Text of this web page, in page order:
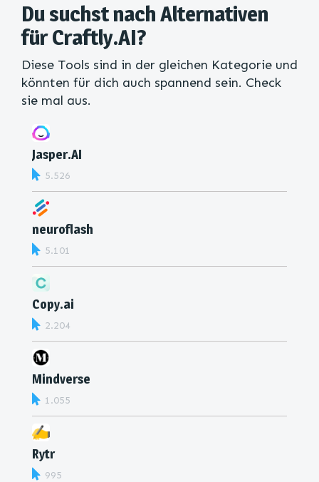
Du suchst nach Alternativen
für Craftly.AI?
Diese Tools sind in der gleichen Kategorie und
könnten für dich auch spannend sein. Check
sie mal aus.
Jasper.AI
5.526
neuroflash
5.101
Copy.ai
2.204
Mindverse
1.055
Rytr
995